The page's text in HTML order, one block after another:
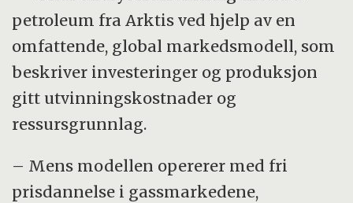
petroleum fra Arktis ved hjelp av en
omfattende, global markedsmodell, som
beskriver investeringer og produksjon
gitt utvinningskostnader og
ressursgrunnlag.
– Mens modellen opererer med fri
prisdannelse i gassmarkedene,